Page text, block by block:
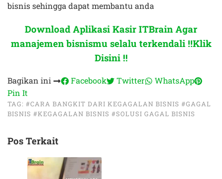
bisnis sehingga dapat membantu anda
Download Aplikasi Kasir ITBrain Agar
manajemen bisnismu selalu terkendali !!Klik
Disini !!
Bagikan ini Facebook Twitter
WhatsApp
Pin It
TAG: #CARA BANGKIT DARI KEGAGALAN BISNIS #GAGAL
BISNIS #KEGAGALAN BISNIS #SOLUSI GAGAL BISNIS
Pos Terkait